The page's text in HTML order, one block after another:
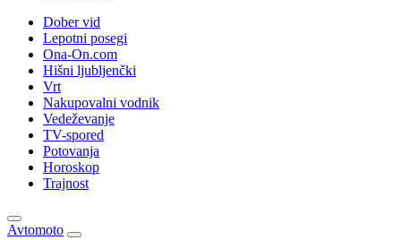
Dober vid
Lepotni posegi
Ona-On.com
Hišni ljubljenčki
Vrt
Nakupovalni vodnik
Vedeževanje
TV-spored
Potovanja
Horoskop
Trajnost
Avtomoto